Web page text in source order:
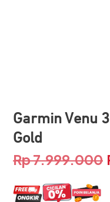
Garmin Venu
Gold
Rp7.999.000